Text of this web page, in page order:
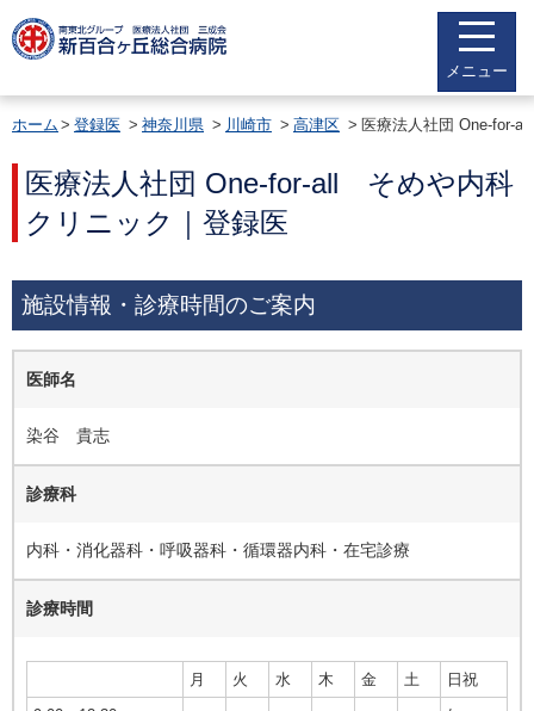
メニュー
ホーム 登録医 神奈川県 川崎市 高津区 医療法人社団 One-for-
医療法人社団 One-for-all そめや内科
クリニック｜登録医
施設情報・診療時間のご案内
医師名
染谷 貴志
診療科
内科・消化器科・呼吸器科・循環器内科・在宅診療
診療時間
月 火 水 木 金 土
日祝